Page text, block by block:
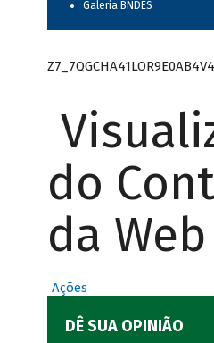
Galeria BNDES
do
da Web
Ações
DÊ SUA OPINIÃO